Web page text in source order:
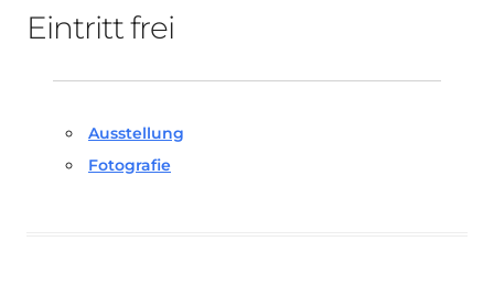
Eintritt frei
Ausstellung
Fotografie